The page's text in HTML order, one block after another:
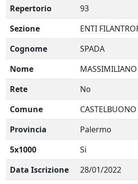
Repertorio
93
Sezione
ENTI
Cognome
SPADA
Nome
MASSIMILIANO
Rete
No
Comune
CASTELBUONO
Provincia
Palermo
5x1000
Si
Data Iscrizione
28/01/2022